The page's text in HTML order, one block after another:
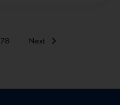
78 Next